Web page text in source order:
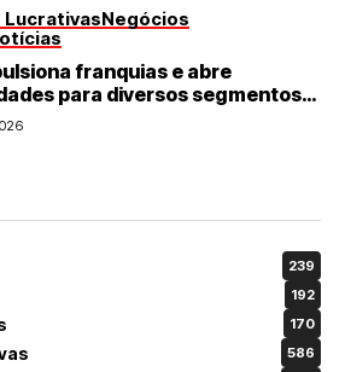
LucrativasNegócios
franquias e abre
para diversos segmentos
239
192
170
586